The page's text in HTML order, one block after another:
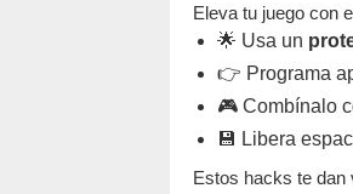
Eleva tu juego con
🌟 Usa un
👉 Programa
🎮 Combínalo
💾 Libera
Estos hacks te dan